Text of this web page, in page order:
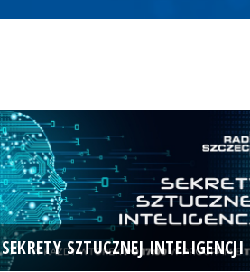
SEKRETY SZTUCZNEJ INTELIGENCJI